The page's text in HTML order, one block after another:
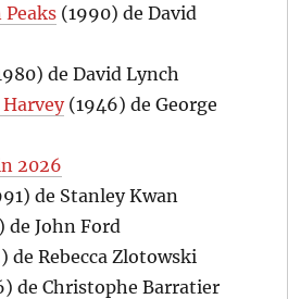
(1990) de David
de David Lynch
(1946) de George
2026
de Stanley Kwan
de John Ford
de Rebecca Zlotowski
de Christophe Barratier